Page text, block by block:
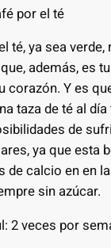
por el té
té, ya sea
además, es
corazón. Y es
taza de té al día
de
ya que esta
de calcio en en
sin azúcar.
2 veces por